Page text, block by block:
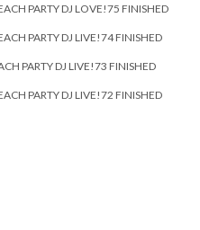
PARTY DJ LOVE!75 FINISHED
PARTY DJ LIVE!74 FINISHED
PARTY DJ LIVE!73 FINISHED
PARTY DJ LIVE!72 FINISHED